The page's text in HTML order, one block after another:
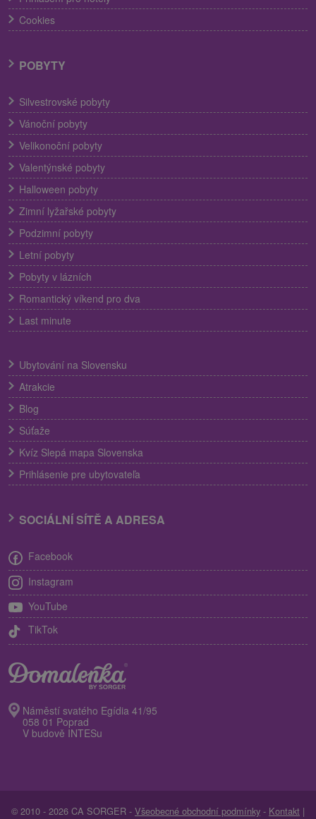
Cookies
POBYTY
Silvestrovské pobyty
Vánoční pobyty
Velikonoční pobyty
Valentýnské pobyty
Halloween pobyty
Zimní lyžařské pobyty
Podzimní pobyty
Letní pobyty
Pobyty v lázních
Romantický víkend pro dva
Last minute
Ubytování na Slovensku
Atrakcie
Blog
Súťaže
Kvíz Slepá mapa Slovenska
Prihlásenie pre ubytovateľa
SOCIÁLNÍ SÍTĚ A ADRESA
Facebook
Instagram
YouTube
TikTok
Náměstí svatého Egídia 41/95
058 01 Poprad
V budově INTESu
© 2010 - 2026 CA SORGER - Všeobecné obchodní podmínky - Kontakt |